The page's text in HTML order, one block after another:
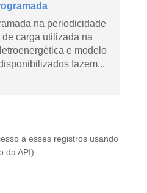
na periodicidade
carga utilizada na
e modelo
fazem...
a esses registros usando
da API ).